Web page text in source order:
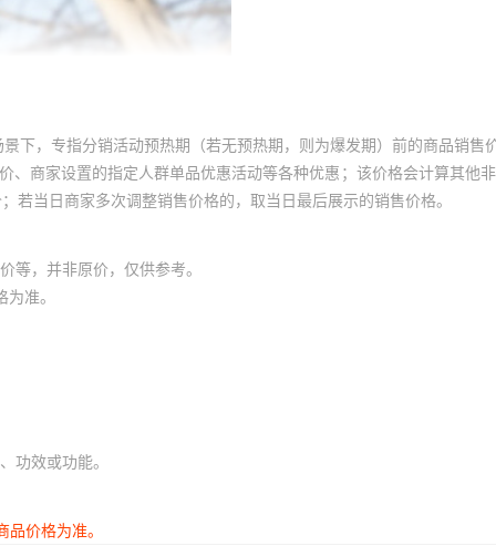
下，专指分销活动预热期（若无预热期，则为爆发期）前的商品销售
商家设置的指定人群单品优惠活动等各种优惠；该价格会计算其他
当日商家多次调整销售价格的，取当日最后展示的销售价格。
等，并非原价，仅供参考。
准。
功效或功能。
价格为准。